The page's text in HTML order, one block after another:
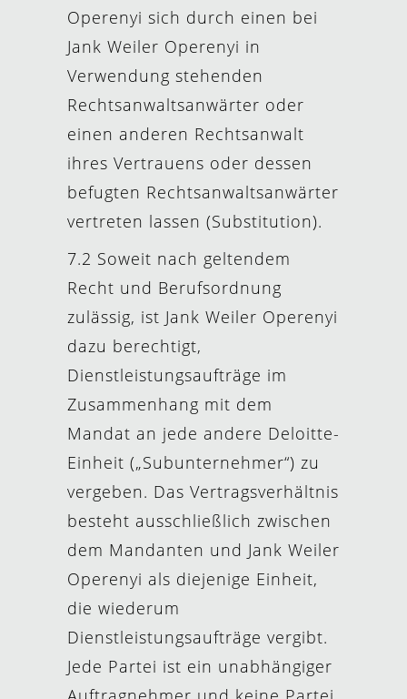
Operenyi sich durch einen bei
Jank Weiler Operenyi in
Verwendung stehenden
Rechtsanwaltsanwärter oder
einen anderen Rechtsanwalt
ihres Vertrauens oder dessen
befugten Rechtsanwaltsanwärter
vertreten lassen (Substitution).
7.2 Soweit nach geltendem
Recht und Berufsordnung
zulässig, ist Jank Weiler Operenyi
dazu berechtigt,
Dienstleistungsaufträge im
Zusammenhang mit dem
Mandat an jede andere Deloitte-
Einheit („Subunternehmer“) zu
vergeben. Das Vertragsverhältnis
besteht ausschließlich zwischen
dem Mandanten und Jank Weiler
Operenyi als diejenige Einheit,
die wiederum
Dienstleistungsaufträge vergibt.
Jede Partei ist ein unabhängiger